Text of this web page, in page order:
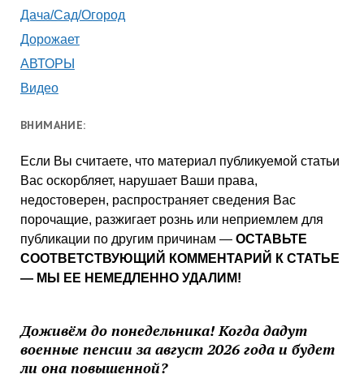
Дача/Сад/Огород
Дорожает
АВТОРЫ
Видео
ВНИМАНИЕ:
Если Вы считаете, что материал публикуемой статьи
Вас оскорбляет, нарушает Ваши права,
недостоверен, распространяет сведения Вас
порочащие, разжигает рознь или неприемлем для
публикации по другим причинам — ОСТАВЬТЕ
СООТВЕТСТВУЮЩИЙ КОММЕНТАРИЙ К СТАТЬЕ
— МЫ ЕЕ НЕМЕДЛЕННО УДАЛИМ!
Доживём до понедельника! Когда дадут
военные пенсии за август 2026 года и будет
ли она повышенной?